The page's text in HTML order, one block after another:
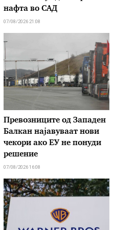
нафта во САД
07/08/2026 21:08
Превозниците од Западен
Балкан најавуваат нови
чекори ако ЕУ не понуди
решение
07/08/2026 16:08